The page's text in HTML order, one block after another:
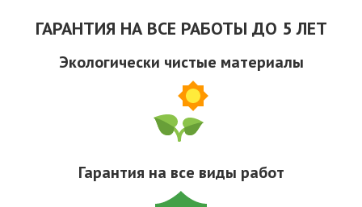
ГАРАНТИЯ НА ВСЕ РАБОТЫ ДО 5 ЛЕТ
Экологически чистые материалы
Гарантия на все виды работ